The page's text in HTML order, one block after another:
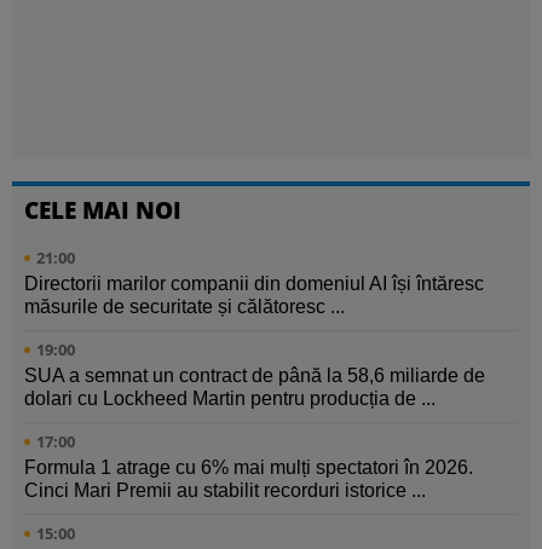
CELE MAI NOI
21:00
Directorii marilor companii din domeniul AI își întăresc
măsurile de securitate și călătoresc ...
19:00
SUA a semnat un contract de până la 58,6 miliarde de
dolari cu Lockheed Martin pentru producția de ...
17:00
Formula 1 atrage cu 6% mai mulți spectatori în 2026.
Cinci Mari Premii au stabilit recorduri istorice ...
15:00